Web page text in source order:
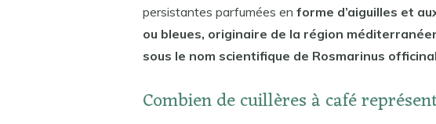
persistantes parfumées en forme d’aiguilles et
ou bleues, originaire de la région
sous le nom scientifique de Rosmarinus
Combien de cuillères à café